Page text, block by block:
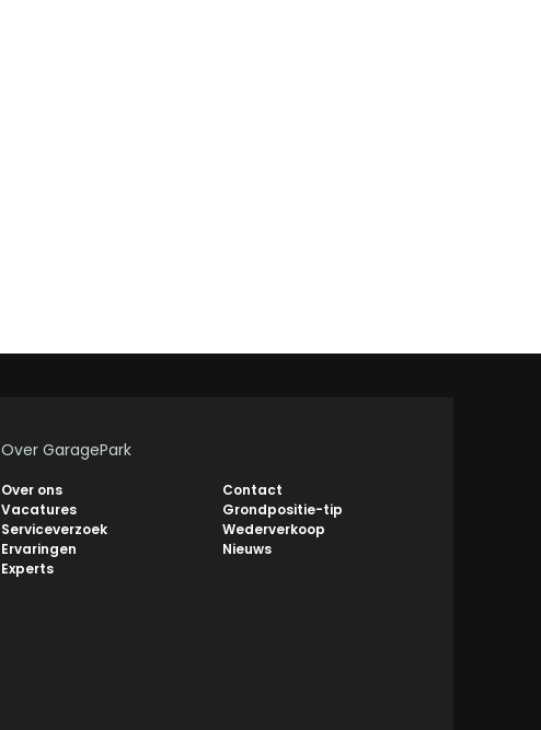
Over GaragePark
Over ons
Contact
Vacatures
Grondpositie-tip
Serviceverzoek
Wederverkoop
Ervaringen
Nieuws
Experts